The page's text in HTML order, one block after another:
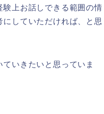
上お話しできる範囲の情
していただければ、と思
いきたいと思っていま